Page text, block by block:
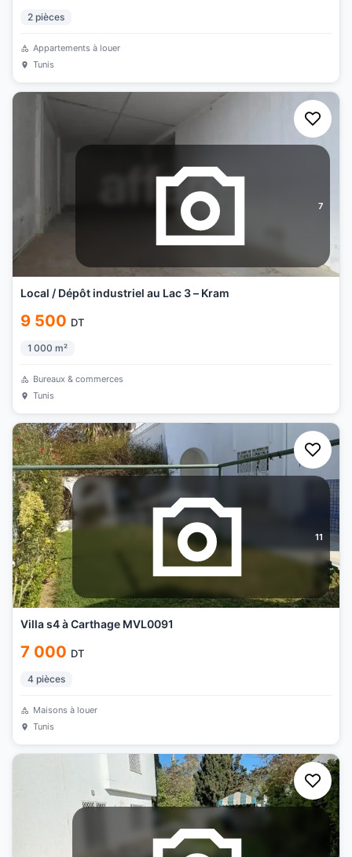
2 pièces
Appartements à louer
Tunis
7
Local / Dépôt industriel au Lac 3 – Kram
9 500 DT
1 000 m²
Bureaux & commerces
Tunis
11
Villa s4 à Carthage MVL0091
7 000 DT
4 pièces
Maisons à louer
Tunis